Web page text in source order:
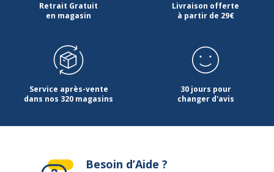
Retrait Gratuit
en magasin
Livraison offerte
à partir de 29€
Service après-vente
dans nos 320 magasins
30 jours pour
changer d'avis
Besoin d’Aide ?